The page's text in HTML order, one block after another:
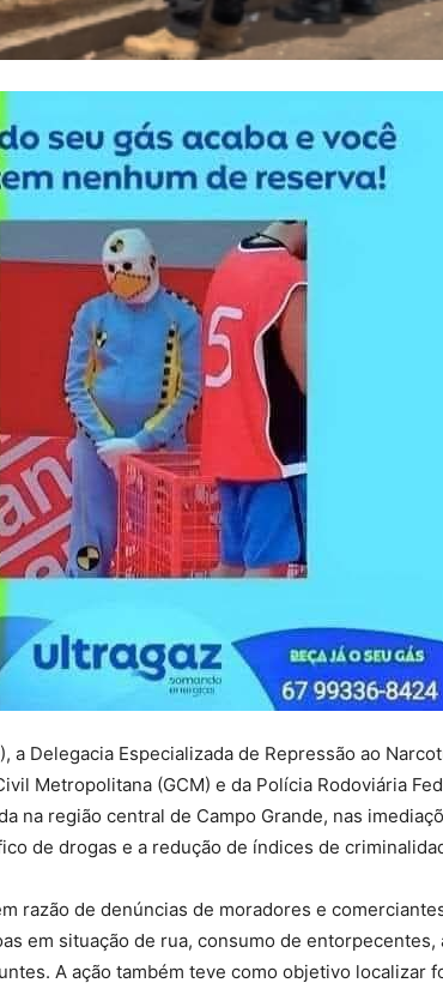
a Delegacia Especializada de Repressão ao
Metropolitana (GCM) e da Polícia Rodoviária
na região central de Campo Grande, nas
de drogas e a redução de índices de
razão de denúncias de moradores e
em situação de rua, consumo de entorpecentes,
A ação também teve como objetivo localizar